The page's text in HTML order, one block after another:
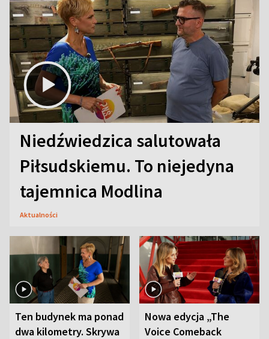
Niedźwiedzica salutowała
Piłsudskiemu. To niejedyna
tajemnica Modlina
Aktualności
Ten budynek ma ponad
dwa kilometry. Skrywa
Nowa edycja „The
Voice Comeback